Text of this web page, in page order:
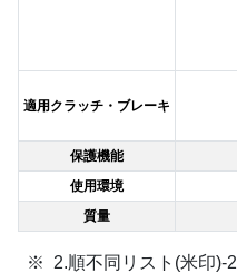
適用クラッチ・ブレーキ
保護機能
使用環境
質量
2.順不同リスト(米印)-2